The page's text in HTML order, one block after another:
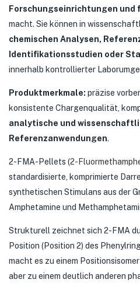
Forschungseinrichtungen
macht. Sie können in
chemischen Analysen,
Identifikationsstudien oder
innerhalb kontrollierter
Produktmerkmale: präzise
konsistente Chargenqualität,
analytische und
Referenzanwendungen.
2-FMA-Pellets (2-
standardisierte, komprimierte
synthetischen Stimulans aus der
Amphetamine und
Strukturell zeichnet sich 2-FMA
Position (Position 2) des
macht es zu einem
aber zu einem deutlich anderen